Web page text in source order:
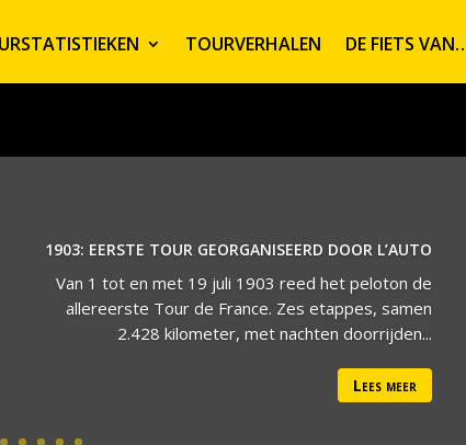
TOURVERHALEN DE FIETS
1903: EERSTE TOUR GEORGANISEERD DOOR L’AUTO
Van 1 tot en met 19 juli 1903 reed het peloton de
allereerste Tour de France. Zes etappes, samen
2.428 kilometer, met nachten doorrijden...
Lees meer